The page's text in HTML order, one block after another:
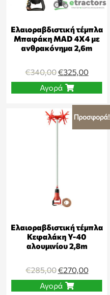
Ελαιοραβδιστική τέμπλα
Μπαφάκη MAD 4Χ4 με
ανθρακόνημα 2,6m
€340,00€325,00
Αγορά
Προσφορά!
Ελαιοραβδιστική τέμπλα
Κεφαλάκη Y-40
αλουμινίου 2,8m
€285,00€270,00
Αγορά